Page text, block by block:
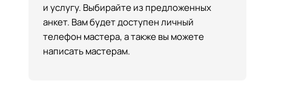
и услугу. Выбирайте из предложенных
анкет. Вам будет доступен личный
телефон мастера, а также вы можете
написать мастерам.